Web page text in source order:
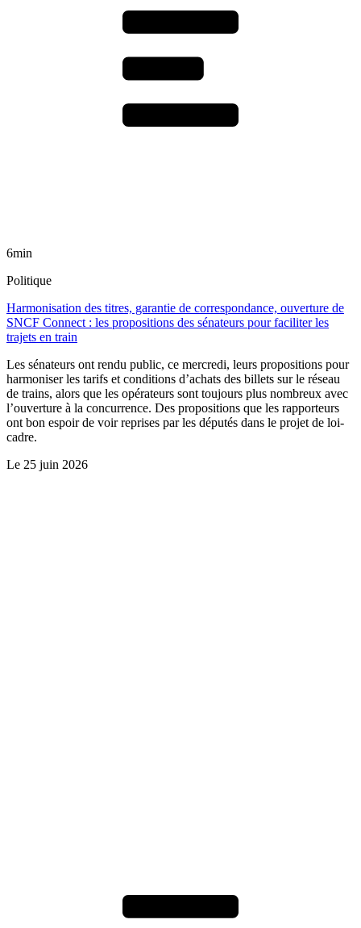
6min
Politique
Harmonisation des titres, garantie de correspondance, ouverture de
SNCF Connect : les propositions des sénateurs pour faciliter les
trajets en train
Les sénateurs ont rendu public, ce mercredi, leurs propositions pour
harmoniser les tarifs et conditions d’achats des billets sur le réseau
de trains, alors que les opérateurs sont toujours plus nombreux avec
l’ouverture à la concurrence. Des propositions que les rapporteurs
ont bon espoir de voir reprises par les députés dans le projet de loi-
cadre.
Le 25 juin 2026